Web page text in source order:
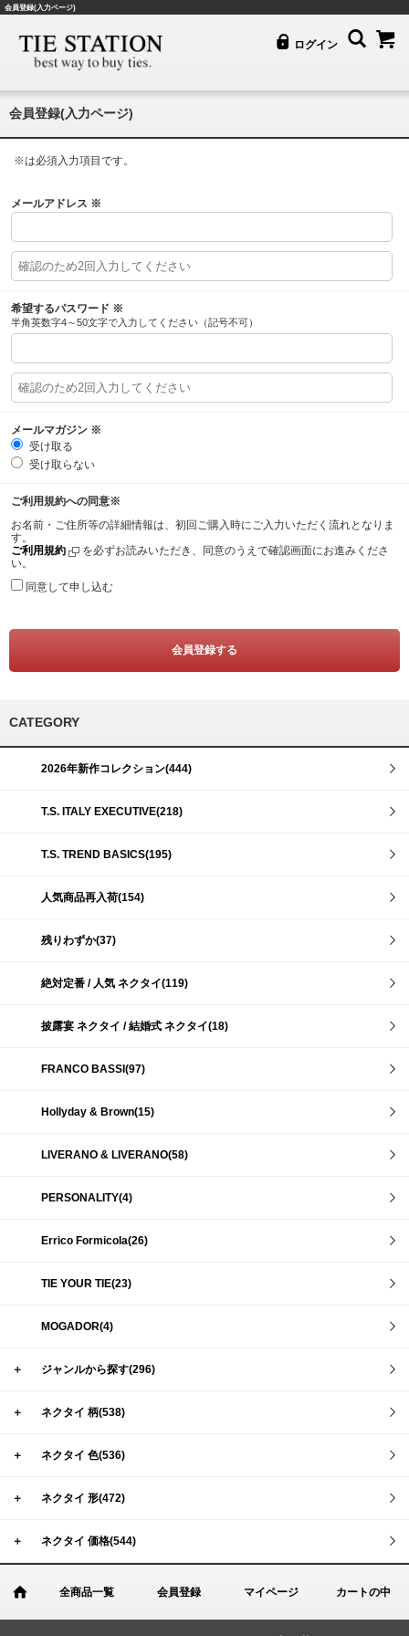
会員登録(入力ページ)
ログイン
会員登録(入力ページ)
※は必須入力項目です。
メールアドレス ※
希望するパスワード ※
半角英数字4～50文字で入力してください（記号不可）
メールマガジン ※
受け取る
受け取らない
ご利用規約への同意※
お名前・ご住所等の詳細情報は、初回ご購入時にご入力いただく流れとなりま
す。
ご利用規約
を必ずお読みいただき、同意のうえで確認画面にお進みくださ
い。
同意して申し込む
CATEGORY
2026年新作コレクション(444)
T.S. ITALY EXECUTIVE(218)
T.S. TREND BASICS(195)
人気商品再入荷(154)
残りわずか(37)
絶対定番 / 人気 ネクタイ(119)
披露宴 ネクタイ / 結婚式 ネクタイ(18)
FRANCO BASSI(97)
Hollyday & Brown(15)
LIVERANO & LIVERANO(58)
PERSONALITY(4)
Errico Formicola(26)
TIE YOUR TIE(23)
MOGADOR(4)
＋ ジャンルから探す(296)
＋ ネクタイ 柄(538)
＋ ネクタイ 色(536)
＋ ネクタイ 形(472)
＋ ネクタイ 価格(544)
全商品一覧 会員登録 マイページ カートの中